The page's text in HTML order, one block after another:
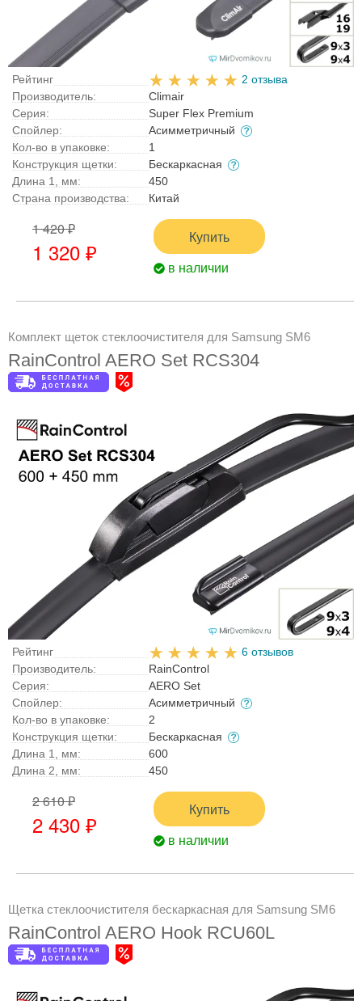
Рейтинг
2 отзыва
Производитель:
Climair
Серия:
Super Flex Premium
Спойлер:
Асимметричный
Кол-во в упаковке:
1
Конструкция щетки:
Бескаркасная
Длина 1, мм:
450
Страна производства:
Китай
1 420 ₽
1 320 ₽
Купить
в наличии
Комплект щеток стеклоочистителя для Samsung SM6
RainControl AERO Set RCS304
Рейтинг
6 отзывов
Производитель:
RainControl
Серия:
AERO Set
Спойлер:
Асимметричный
Кол-во в упаковке:
2
Конструкция щетки:
Бескаркасная
Длина 1, мм:
600
Длина 2, мм:
450
2 610 ₽
2 430 ₽
Купить
в наличии
Щетка стеклоочистителя бескаркасная для Samsung SM6
RainControl AERO Hook RCU60L